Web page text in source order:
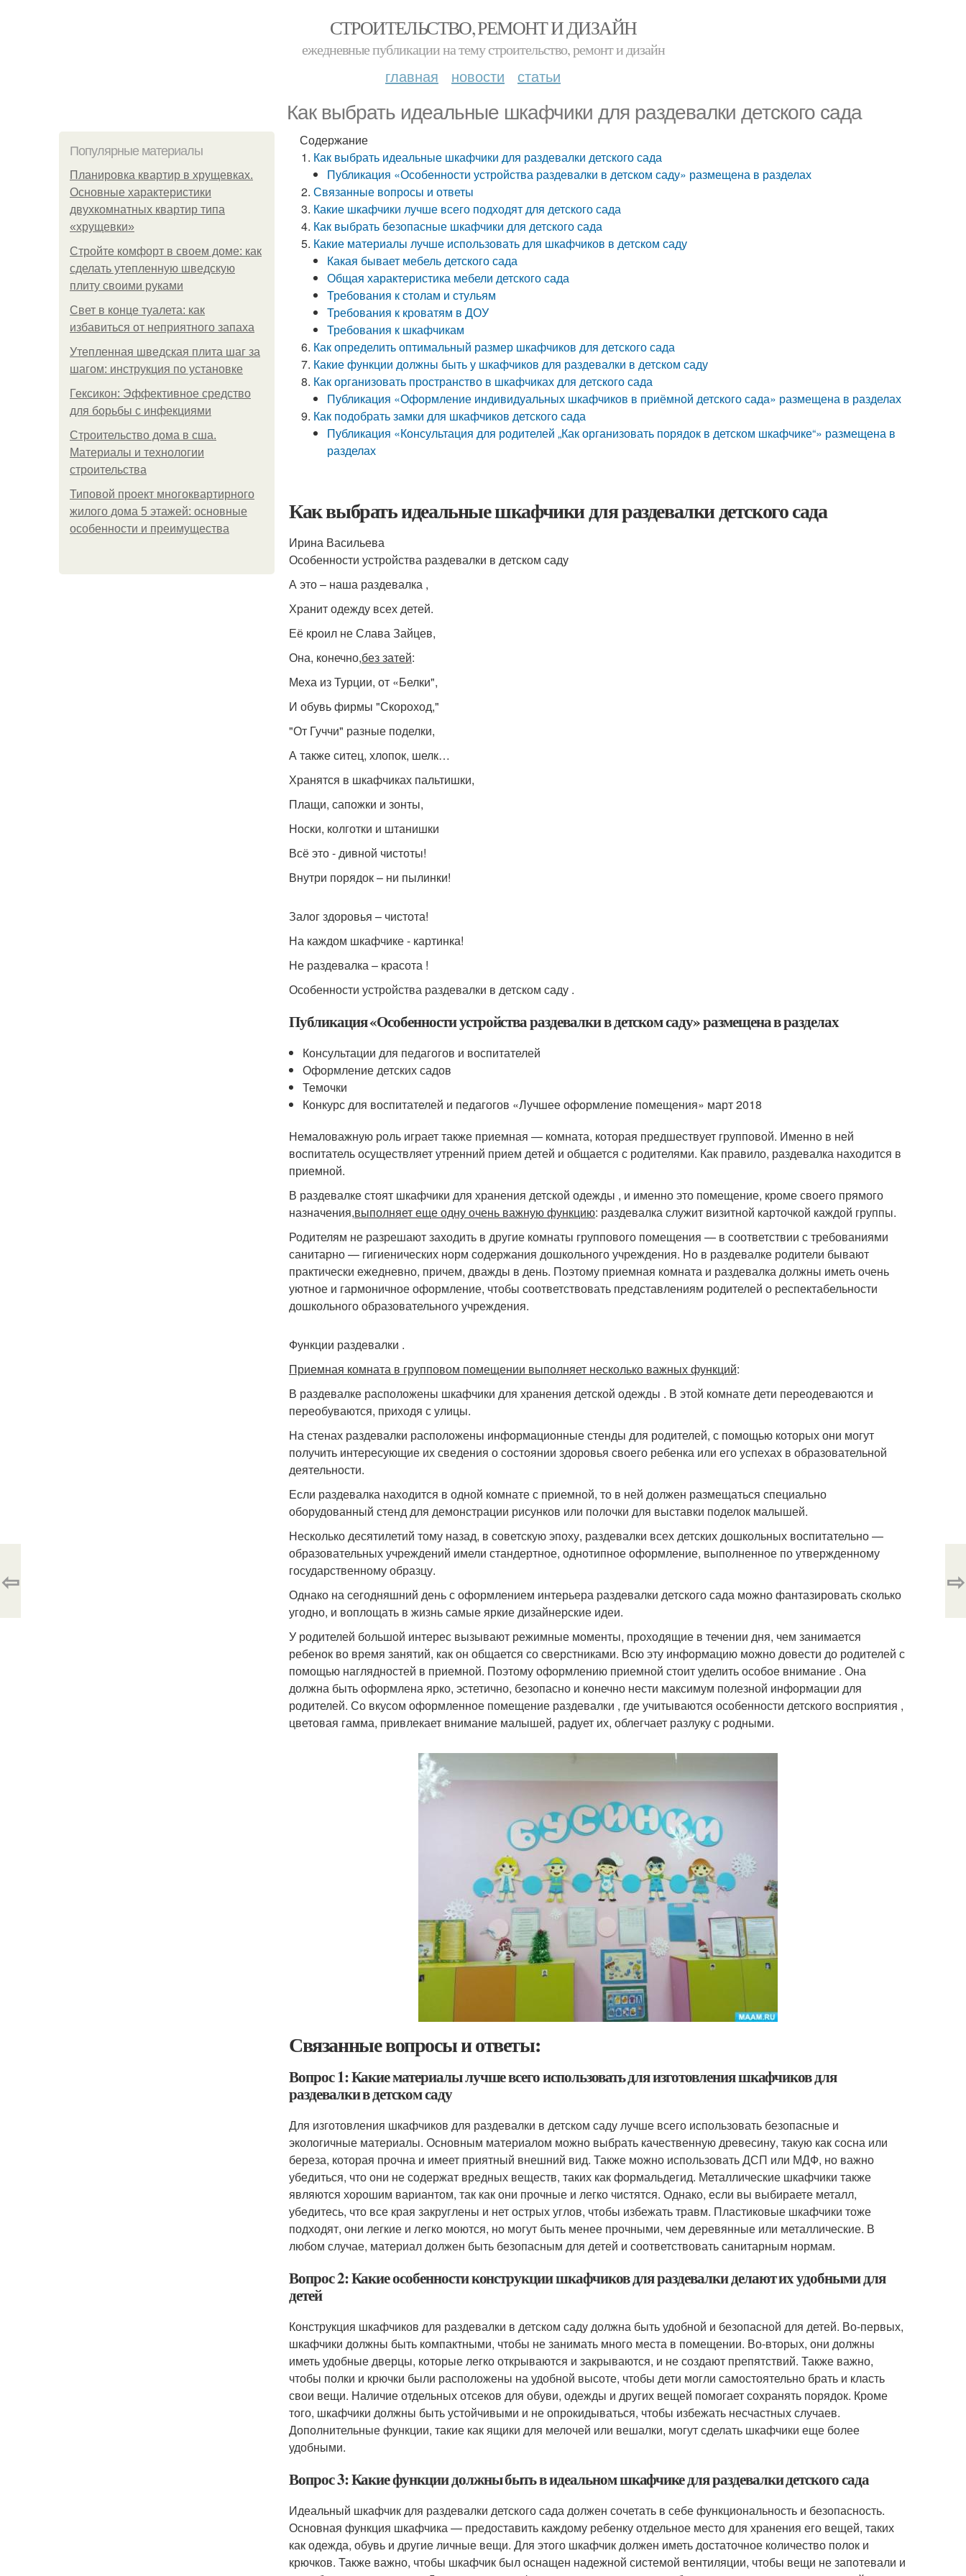
СТРОИТЕЛЬСТВО, РЕМОНТ И ДИЗАЙН
ежедневные публикации на тему строительство, ремонт и дизайн
главная новости статьи
Как выбрать идеальные шкафчики для раздевалки детского сада
Популярные материалы
Планировка квартир в хрущевках.
Основные характеристики
двухкомнатных квартир типа
«хрущевки»
Стройте комфорт в своем доме: как
сделать утепленную шведскую
плиту своими руками
Свет в конце туалета: как
избавиться от неприятного запаха
Утепленная шведская плита шаг за
шагом: инструкция по установке
Гексикон: Эффективное средство
для борьбы с инфекциями
Строительство дома в сша.
Материалы и технологии
строительства
Типовой проект многоквартирного
жилого дома 5 этажей: основные
особенности и преимущества
Содержание
Как выбрать идеальные шкафчики для раздевалки детского сада
Публикация «Особенности устройства раздевалки в детском саду» размещена в разделах
Связанные вопросы и ответы
Какие шкафчики лучше всего подходят для детского сада
Как выбрать безопасные шкафчики для детского сада
Какие материалы лучше использовать для шкафчиков в детском саду
Какая бывает мебель детского сада
Общая характеристика мебели детского сада
Требования к столам и стульям
Требования к кроватям в ДОУ
Требования к шкафчикам
Как определить оптимальный размер шкафчиков для детского сада
Какие функции должны быть у шкафчиков для раздевалки в детском саду
Как организовать пространство в шкафчиках для детского сада
Публикация «Оформление индивидуальных шкафчиков в приёмной детского сада» размещена в разделах
Как подобрать замки для шкафчиков детского сада
Публикация «Консультация для родителей „Как организовать порядок в детском шкафчике“» размещена в
разделах
Как выбрать идеальные шкафчики для раздевалки детского сада
Ирина Васильева
Особенности устройства раздевалки в детском саду
А это – наша раздевалка ,
Хранит одежду всех детей.
Её кроил не Слава Зайцев,
Она, конечно,без затей:
Меха из Турции, от «Белки",
И обувь фирмы "Скороход,"
"От Гуччи" разные поделки,
А также ситец, хлопок, шелк…
Хранятся в шкафчиках пальтишки,
Плащи, сапожки и зонты,
Носки, колготки и штанишки
Всё это - дивной чистоты!
Внутри порядок – ни пылинки!
Залог здоровья – чистота!
На каждом шкафчике - картинка!
Не раздевалка – красота !
Особенности устройства раздевалки в детском саду .
Публикация «Особенности устройства раздевалки в детском саду» размещена в разделах
Консультации для педагогов и воспитателей
Оформление детских садов
Темочки
Конкурс для воспитателей и педагогов «Лучшее оформление помещения» март 2018
Немаловажную роль играет также приемная — комната, которая предшествует групповой. Именно в ней
воспитатель осуществляет утренний прием детей и общается с родителями. Как правило, раздевалка находится в
приемной.
В раздевалке стоят шкафчики для хранения детской одежды , и именно это помещение, кроме своего прямого
назначения,выполняет еще одну очень важную функцию: раздевалка служит визитной карточкой каждой группы.
Родителям не разрешают заходить в другие комнаты группового помещения — в соответствии с требованиями
санитарно — гигиенических норм содержания дошкольного учреждения. Но в раздевалке родители бывают
практически ежедневно, причем, дважды в день. Поэтому приемная комната и раздевалка должны иметь очень
уютное и гармоничное оформление, чтобы соответствовать представлениям родителей о респектабельности
дошкольного образовательного учреждения.
Функции раздевалки .
Приемная комната в групповом помещении выполняет несколько важных функций:
В раздевалке расположены шкафчики для хранения детской одежды . В этой комнате дети переодеваются и
переобуваются, приходя с улицы.
На стенах раздевалки расположены информационные стенды для родителей, с помощью которых они могут
получить интересующие их сведения о состоянии здоровья своего ребенка или его успехах в образовательной
деятельности.
Если раздевалка находится в одной комнате с приемной, то в ней должен размещаться специально
оборудованный стенд для демонстрации рисунков или полочки для выставки поделок малышей.
Несколько десятилетий тому назад, в советскую эпоху, раздевалки всех детских дошкольных воспитательно —
образовательных учреждений имели стандертное, однотипное оформление, выполненное по утвержденному
государственному образцу.
Однако на сегодняшний день с оформлением интерьера раздевалки детского сада можно фантазировать сколько
угодно, и воплощать в жизнь самые яркие дизайнерские идеи.
У родителей большой интерес вызывают режимные моменты, проходящие в течении дня, чем занимается
ребенок во время занятий, как он общается со сверстниками. Всю эту информацию можно довести до родителей с
помощью наглядностей в приемной. Поэтому оформлению приемной стоит уделить особое внимание . Она
должна быть оформлена ярко, эстетично, безопасно и конечно нести максимум полезной информации для
родителей. Со вкусом оформленное помещение раздевалки , где учитываются особенности детского восприятия ,
цветовая гамма, привлекает внимание малышей, радует их, облегчает разлуку с родными.
Связанные вопросы и ответы:
Вопрос 1: Какие материалы лучше всего использовать для изготовления шкафчиков для
раздевалки в детском саду
Для изготовления шкафчиков для раздевалки в детском саду лучше всего использовать безопасные и
экологичные материалы. Основным материалом можно выбрать качественную древесину, такую как сосна или
береза, которая прочна и имеет приятный внешний вид. Также можно использовать ДСП или МДФ, но важно
убедиться, что они не содержат вредных веществ, таких как формальдегид. Металлические шкафчики также
являются хорошим вариантом, так как они прочные и легко чистятся. Однако, если вы выбираете металл,
убедитесь, что все края закруглены и нет острых углов, чтобы избежать травм. Пластиковые шкафчики тоже
подходят, они легкие и легко моются, но могут быть менее прочными, чем деревянные или металлические. В
любом случае, материал должен быть безопасным для детей и соответствовать санитарным нормам.
Вопрос 2: Какие особенности конструкции шкафчиков для раздевалки делают их удобными для
детей
Конструкция шкафчиков для раздевалки в детском саду должна быть удобной и безопасной для детей. Во-первых,
шкафчики должны быть компактными, чтобы не занимать много места в помещении. Во-вторых, они должны
иметь удобные дверцы, которые легко открываются и закрываются, и не создают препятствий. Также важно,
чтобы полки и крючки были расположены на удобной высоте, чтобы дети могли самостоятельно брать и класть
свои вещи. Наличие отдельных отсеков для обуви, одежды и других вещей помогает сохранять порядок. Кроме
того, шкафчики должны быть устойчивыми и не опрокидываться, чтобы избежать несчастных случаев.
Дополнительные функции, такие как ящики для мелочей или вешалки, могут сделать шкафчики еще более
удобными.
Вопрос 3: Какие функции должны быть в идеальном шкафчике для раздевалки детского сада
Идеальный шкафчик для раздевалки детского сада должен сочетать в себе функциональность и безопасность.
Основная функция шкафчика — предоставить каждому ребенку отдельное место для хранения его вещей, таких
как одежда, обувь и другие личные вещи. Для этого шкафчик должен иметь достаточное количество полок и
крючков. Также важно, чтобы шкафчик был оснащен надежной системой вентиляции, чтобы вещи не запотевали и
⇦ ⇨